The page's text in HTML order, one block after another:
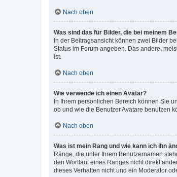
Nach oben
Was sind das für Bilder, die bei meinem
In der Beitragsansicht können zwei Bilder
Status im Forum angeben. Das andere,
ist.
Nach oben
Wie verwende ich einen Avatar?
In Ihrem persönlichen Bereich können Sie
ob und wie die Benutzer Avatare benutzen
Nach oben
Was ist mein Rang und wie kann ich ihn
Ränge, die unter Ihrem Benutzernamen
den Wortlaut eines Ranges nicht direkt
dieses Verhalten nicht und ein Moderator